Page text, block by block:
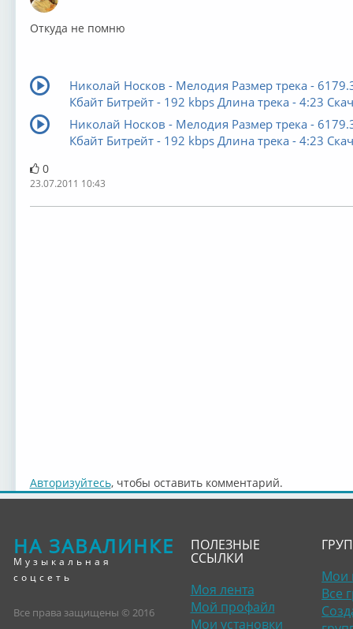
Откуда не помню
Николай Носков - Мелодия Размер трека -
Кбайт Битрейт - 192 kbps Длина трека - 4:23
Николай Носков - Мелодия Размер трека -
Кбайт Битрейт - 192 kbps Длина трека - 4:23
0
23.07.2011 10:43
Авторизуйтесь, чтобы оставить комментарий.
НА ЗАВАЛИНКЕ
Музыкальная
соцсеть
Все права защищены © 2016
ПОЛЕЗНЫЕ
ССЫЛКИ
Моя лента
Мой профайл
Мои установки
Мои
Все